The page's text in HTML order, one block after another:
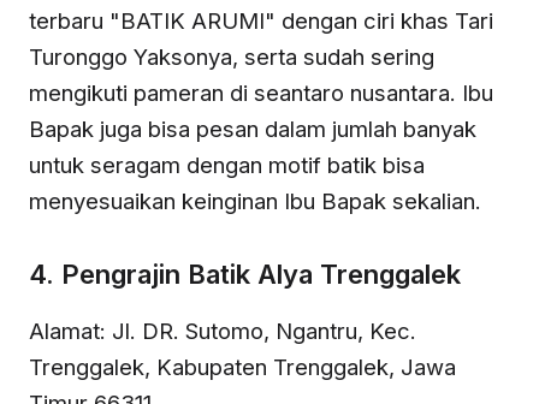
terbaru "BATIK ARUMI" dengan ciri khas Tari
Turonggo Yaksonya, serta sudah sering
mengikuti pameran di seantaro nusantara. Ibu
Bapak juga bisa pesan dalam jumlah banyak
untuk seragam dengan motif batik bisa
menyesuaikan keinginan Ibu Bapak sekalian.
4. Pengrajin Batik Alya Trenggalek
Alamat: Jl. DR. Sutomo, Ngantru, Kec.
Trenggalek, Kabupaten Trenggalek, Jawa